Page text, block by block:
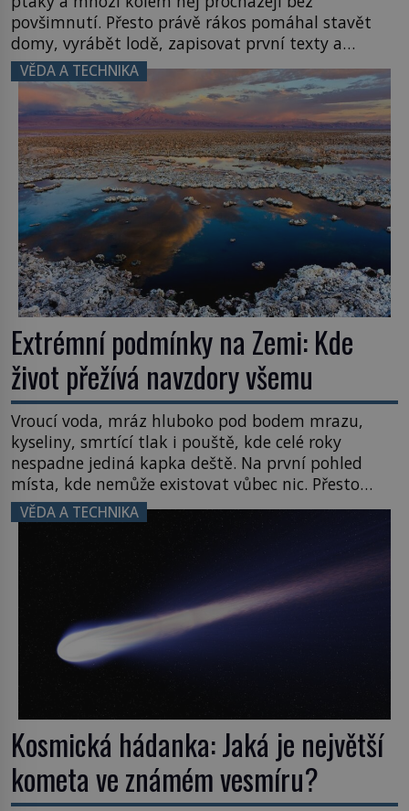
povšimnutí. Přesto právě rákos pomáhal stavět
domy, vyrábět lodě, zapisovat první texty a
inspiroval řadu pověstí. Tato skromná, ale
užitečná rostlina provází člověka už tisíce let.
Většina lidí vnímá rákos jen jako obyčejnou kulisu
letního koupání. Stačí se však podívat […]
VĚDA A TECHNIKA
Extrémní podmínky na Zemi: Kde
život přežívá navzdory všemu
Vroucí voda, mráz hluboko pod bodem mrazu,
kyseliny, smrtící tlak i pouště, kde celé roky
nespadne jediná kapka deště. Na první pohled
místa, kde nemůže existovat vůbec nic. Přesto
právě tady vědci objevují organismy, které
posouvají hranice života. Každý nový nález mění
napovídá, kde bychom jednou […]
VĚDA A TECHNIKA
Kosmická hádanka: Jaká je největší
kometa ve známém vesmíru?